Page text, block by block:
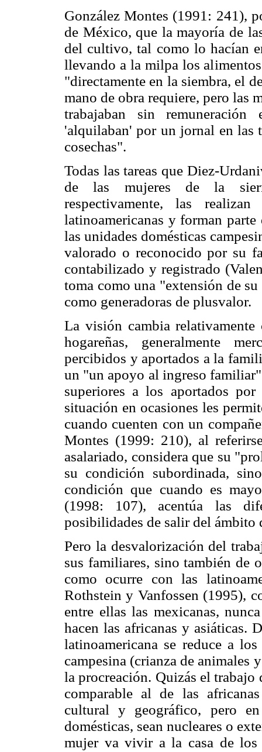
González Montes (1991: 241),
de México, que la mayoría de
del cultivo, tal como lo hacían
llevando a la milpa los
"directamente en la siembra, el
mano de obra requiere, pero las
trabajaban sin
'alquilaban' por un jornal en las
cosechas".
Todas las tareas que Diez-
de las mujeres de la
respectivamente, las
latinoamericanas y forman
las unidades domésticas
valorado o reconocido por su
contabilizado y registrado
toma como una "extensión de
como generadoras de plusvalor.
La visión cambia
hogareñas, generalmente
percibidos y aportados a la
un "un apoyo al ingreso
superiores a los aportados
situación en ocasiones les
cuando cuenten con un
Montes (1999: 210), al
asalariado, considera que su
su condición subordinada,
condición que cuando es
(1998: 107), acentúa las
posibilidades de salir del ámbito
Pero la desvalorización del
sus familiares, sino también de
como ocurre con las
Rothstein y Vanfossen (1995),
entre ellas las mexicanas,
hacen las africanas y asiáticas.
latinoamericana se reduce a
campesina (crianza de
la procreación. Quizás el trabajo
comparable al de las
cultural y geográfico, pero
domésticas, sean nucleares o
mujer va vivir a la casa de